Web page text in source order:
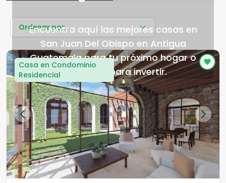
Encuentra aquí las mejores casas en
San Juan Del Obispo en Antigua
Guatemala para tu próximo hogar o
lugar ideal para invertir.
Ordenar por...
Casa en Condominio
Residencial